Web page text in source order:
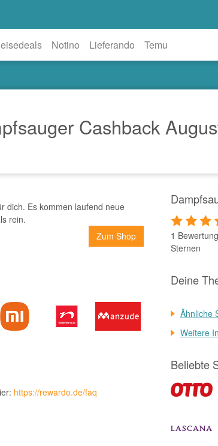
Notino Lieferando Temu
Cashback
dich. Es kommen laufend neue
rein.
Zum Shop
https://rewardo.de/faq
1
Sternen
Deine
Ähnliche
Weitere
Beliebte